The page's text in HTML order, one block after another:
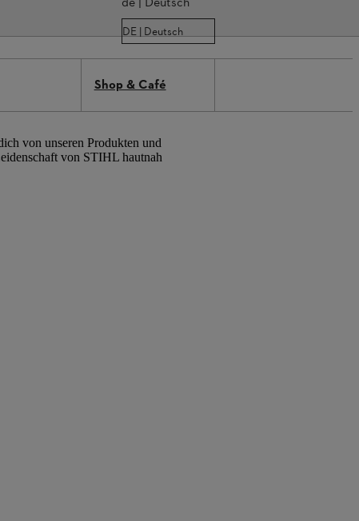
DE | Deutsch
Shop & Café
von unseren Produkten und
von STIHL hautnah